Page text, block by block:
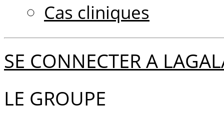
Cas cliniques
SE CONNECTER A
LE GROUPE